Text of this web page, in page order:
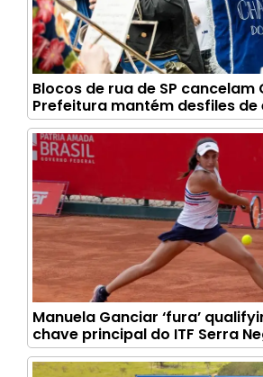
Blocos de rua de SP
Prefeitura mantém desfiles de
Manuela Ganciar ‘fura’
chave principal do ITF Serra